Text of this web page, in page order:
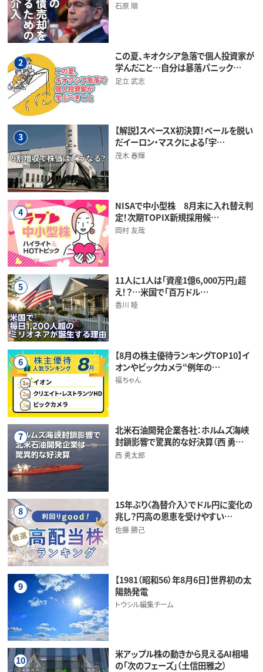
石原 順
2
この夏、キオクシア急落で個人投資家が
学んだこと…自分は暴落パニック…
足立 武志
3
【解説】スペースX初決算！ベールを脱い
だイーロン・マスクによる「宇…
茂木 春輝
4
NISAで中小型株 8月末に入れ替え判
定！次期TOPIX新規採用候…
岡村 友哉
5
11人に1人は「資産1億6,000万円」超
え！？…米国で「百万ドル…
香川 睦
6
【8月の株主優待ランキングTOP10】イ
オンやビックカメラ“例年の…
福ちゃん
7
北米石油開発企業各社：ホルムズ海峡
封鎖影響で驚異的な好決算（西 勇…
西 勇太郎
8
15年ぶり〈為替介入〉でドル円に変化の
兆し？円高の恩恵を受けやすい…
佐藤 勝己
9
【1981（昭和56）年8月6日】世界初の太
陽熱発電
トウシル編集チーム
10
米アップル株の動きから見えるAI相場
の「次のフェーズ」（土信田雅之）